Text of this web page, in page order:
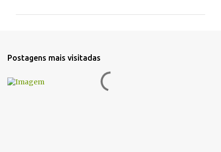
r
Postagens mais visitadas